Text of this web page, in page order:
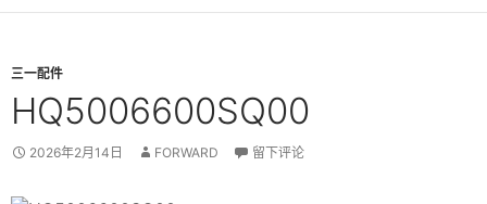
三一配件
HQ5006600SQ00
2026年2月14日 FORWARD 留下评论